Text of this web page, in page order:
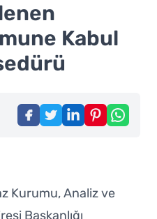
Kabul
Kurumu, Analiz ve
Başkanlığı